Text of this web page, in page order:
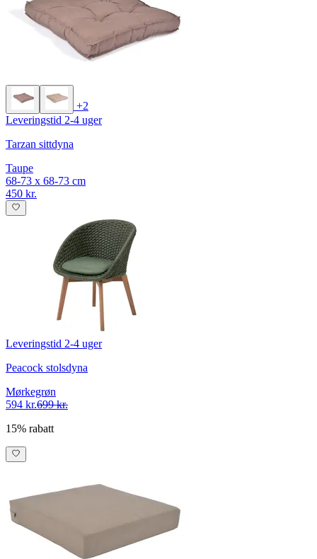
+2
Leveringstid 2-4 uger
Tarzan sittdyna
Taupe
68-73 x 68-73 cm
450 kr.
Leveringstid 2-4 uger
Peacock stolsdyna
Mørkegrøn
594 kr.699 kr.
15% rabatt